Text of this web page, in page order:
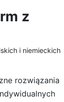
z
i niemieckich
rozwiązania